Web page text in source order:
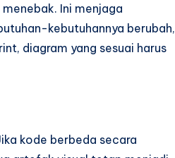
Ini menjaga
kebutuhannya berubah,
diagram yang sesuai harus
kode berbeda secara